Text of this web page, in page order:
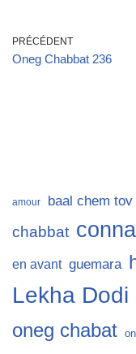
PRÉCÉDENT
Oneg Chabbat 236
amour baal chem tov
chabbat
en avant guemara
Lekha Dodi
oneg chabat